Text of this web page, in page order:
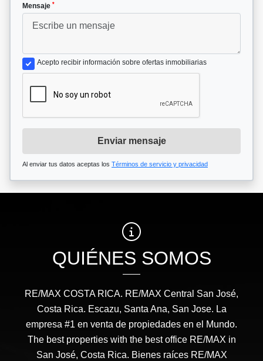
Mensaje *
Acepto recibir información sobre ofertas inmobiliarias
Enviar mensaje
Al enviar tus datos aceptas los Términos de servicio y privacidad
QUIÉNES SOMOS
RE/MAX COSTA RICA. RE/MAX Central San José,
Costa Rica. Escazu, Santa Ana, San Jose. La
empresa #1 en venta de propiedades en el Mundo.
The best properties with the best office RE/MAX in
San José, Costa Rica. Bienes raíces RE/MAX